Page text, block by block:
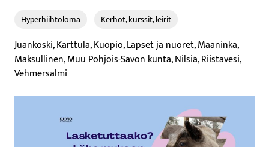
Hyperhiihtoloma Kerhot, kurssit, leirit
Juankoski, Karttula, Kuopio, Lapset ja nuoret, Maaninka,
Maksullinen, Muu Pohjois-Savon kunta, Nilsiä, Riistavesi,
Vehmersalmi